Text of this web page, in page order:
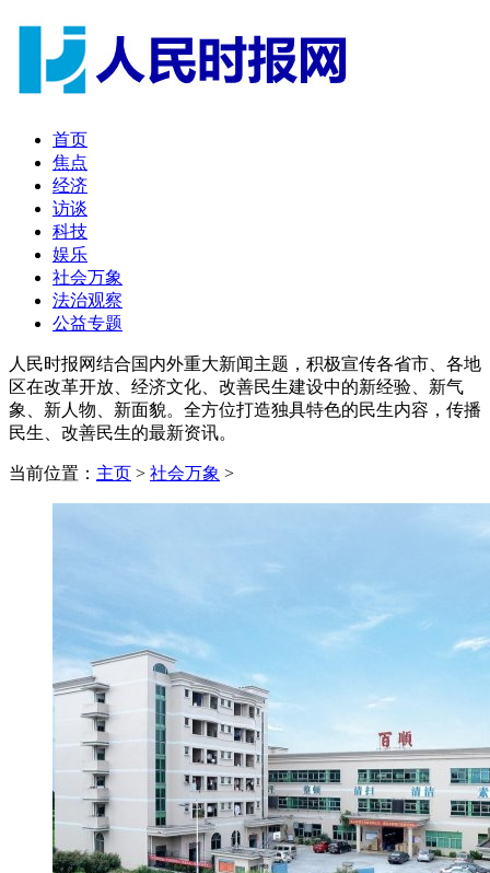
首页
焦点
经济
访谈
科技
娱乐
社会万象
法治观察
公益专题
人民时报网结合国内外重大新闻主题，积极宣传各省市、各地
区在改革开放、经济文化、改善民生建设中的新经验、新气
象、新人物、新面貌。全方位打造独具特色的民生内容，传播
民生、改善民生的最新资讯。
当前位置： 主页 > 社会万象 >